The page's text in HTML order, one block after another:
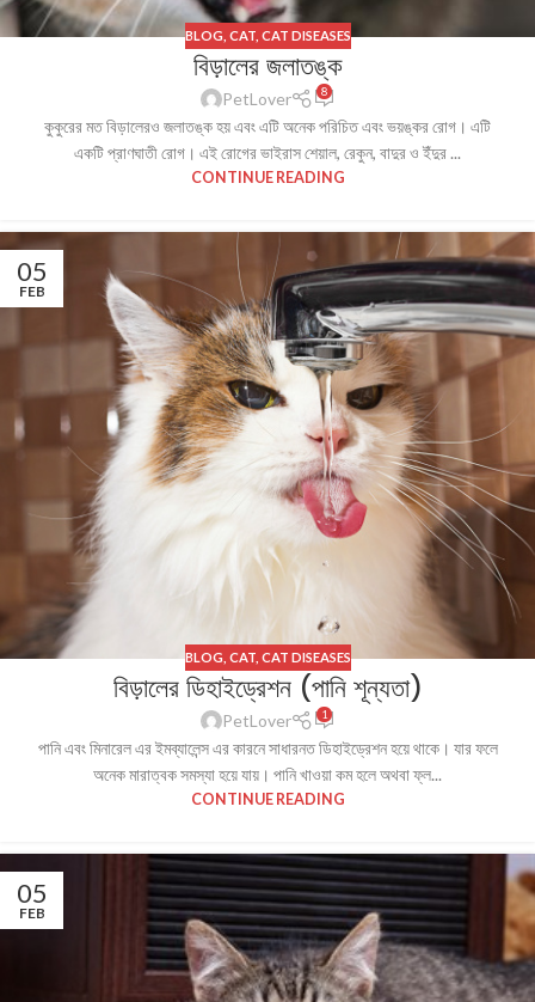
BLOG CAT, CAT DISEASES
বিড়ালের জলাতঙ্ক
PetLover 8
কুকুরের মত বিড়ালেরও জলাতঙ্ক হয় এবং এটি অনেক পরিচিত এবং ভয়ঙ্কর রোগ। এটি
একটি প্রাণঘাতী রোগ। এই রোগের ভাইরাস শেয়াল, রেকুন, বাদুর ও ইঁদুর ...
CONTINUE READING
05
FEB
BLOG CAT, CAT DISEASES
বিড়ালের ডিহাইড্রেশন (পানি শূন্যতা)
PetLover 1
পানি এবং মিনারেল এর ইমব্যালেন্স এর কারনে সাধারনত ডিহাইড্রেশন হয়ে থাকে। যার ফলে
অনেক মারাত্বক সমস্যা হয়ে যায়। পানি খাওয়া কম হলে অথবা ফ্ল...
CONTINUE READING
05
FEB